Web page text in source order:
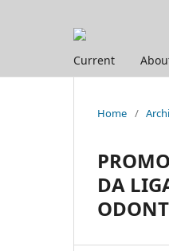
Current
Home /
DA